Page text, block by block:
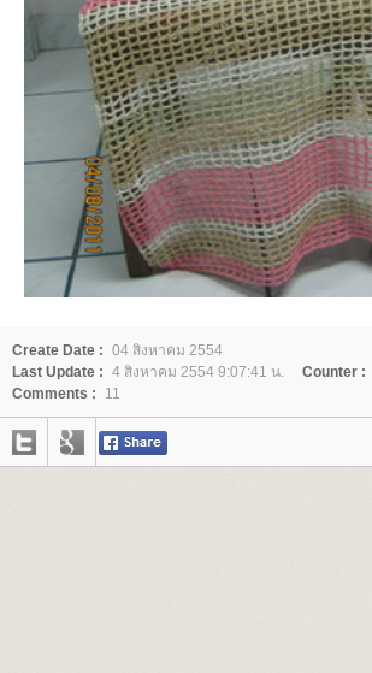
Create Date : 04 สิงหาคม 2554
Last Update : 4 สิงหาคม 2554 9:07:41 น. Counter :
Comments :
11